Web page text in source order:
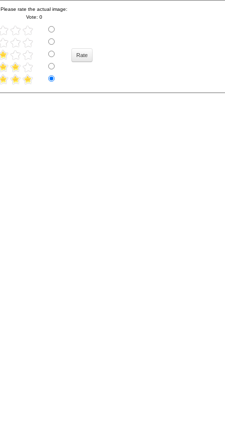
Please rate the actual image:
Vote: 0